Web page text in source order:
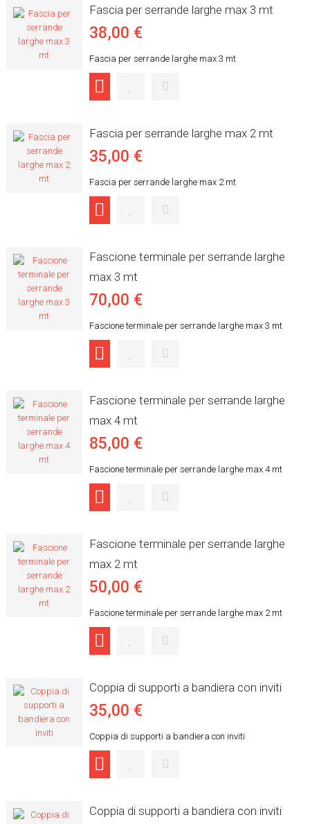
Fascia per serrande larghe max 3 mt
38,00 €
Fascia per serrande larghe max 3 mt
Fascia per serrande larghe max 2 mt
35,00 €
Fascia per serrande larghe max 2 mt
Fascione terminale per serrande larghe
max 3 mt
70,00 €
Fascione terminale per serrande larghe max 3 mt
Fascione terminale per serrande larghe
max 4 mt
85,00 €
Fascione terminale per serrande larghe max 4 mt
Fascione terminale per serrande larghe
max 2 mt
50,00 €
Fascione terminale per serrande larghe max 2 mt
Coppia di supporti a bandiera con inviti
35,00 €
Coppia di supporti a bandiera con inviti
Coppia di supporti a bandiera con inviti